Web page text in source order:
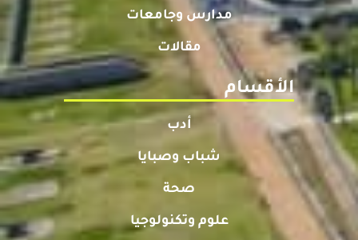
مدارس وجامعات
مقالات
الأقسام
أدب
شباب وصبايا
صحة
علوم وتكنولوجيا